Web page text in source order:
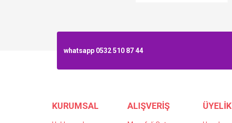
whatsapp 0532 510 87 44
KURUMSAL ALIŞVERİŞ ÜYELİK